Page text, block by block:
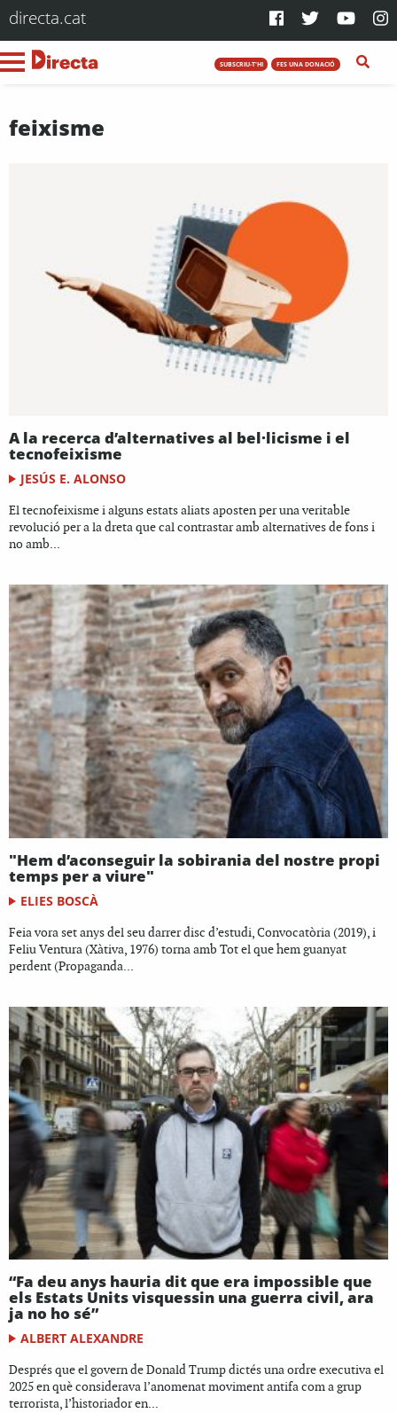
directa.cat
SUBSCRIU-T'HI FES UNA DONACIÓ
feixisme
A la recerca d’alternatives al bel·licisme i el
tecnofeixisme
JESÚS E. ALONSO
El tecnofeixisme i alguns estats aliats aposten per una veritable
revolució per a la dreta que cal contrastar amb alternatives de fons i
no amb...
"Hem d’aconseguir la sobirania del nostre propi
temps per a viure"
ELIES BOSCÀ
Feia vora set anys del seu darrer disc d’estudi, Convocatòria (2019), i
Feliu Ventura (Xàtiva, 1976) torna amb Tot el que hem guanyat
perdent (Propaganda...
“Fa deu anys hauria dit que era impossible que
els Estats Units visquessin una guerra civil, ara
ja no ho sé”
ALBERT ALEXANDRE
Després que el govern de Donald Trump dictés una ordre executiva el
2025 en què considerava l’anomenat moviment antifa com a grup
terrorista, l’historiador en...